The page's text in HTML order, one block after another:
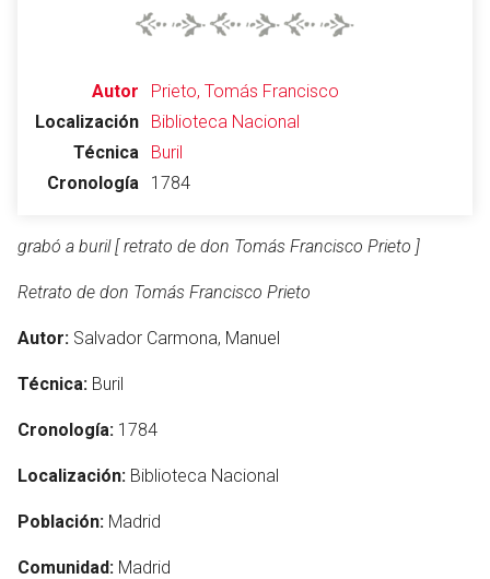
Autor
Prieto, Tomás Francisco
Localización
Biblioteca Nacional
Técnica
Buril
Cronología
1784
grabó a buril [ retrato de don Tomás Francisco Prieto ]
Retrato de don Tomás Francisco Prieto
Autor: Salvador Carmona, Manuel
Técnica: Buril
Cronología: 1784
Localización: Biblioteca Nacional
Población: Madrid
Comunidad: Madrid